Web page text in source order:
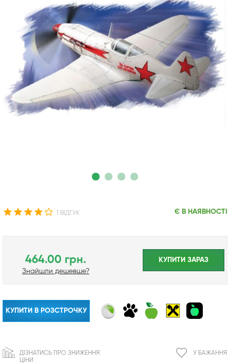
1 ВІДГУК Є В НАЯВНОСТІ
464.00 грн.
Знайшли дешевше?
КУПИТИ ЗАРАЗ
КУПИТИ В РОЗСТРОЧКУ
У БАЖАННЯ
ДІЗНАТИСЬ ПРО ЗНИЖЕННЯ
ЦІНИ